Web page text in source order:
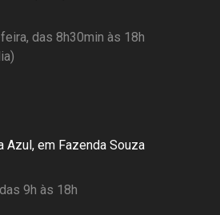
das 8h30min às 18h
Azul, em Fazenda Souza
9h às 18h